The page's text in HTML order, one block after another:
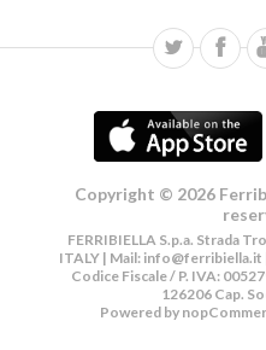
Copyright © 2026
FERRIBIELLA S.p.a. Strada
ITALY | Mail: info@ferribiella.it
Codice Fiscale / P. IVA:
126206 Cap.
Powered by